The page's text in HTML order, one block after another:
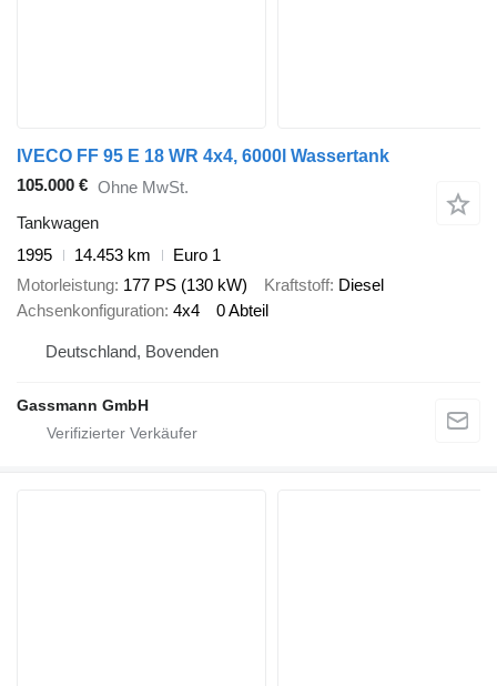
IVECO FF 95 E 18 WR 4x4, 6000l Wassertank
105.000 € Ohne MwSt.
Tankwagen
1995
14.453 km
Euro 1
Motorleistung 177 PS (130 kW) Kraftstoff Diesel
Achsenkonfiguration 4x4 0 Abteil
Deutschland, Bovenden
Gassmann GmbH